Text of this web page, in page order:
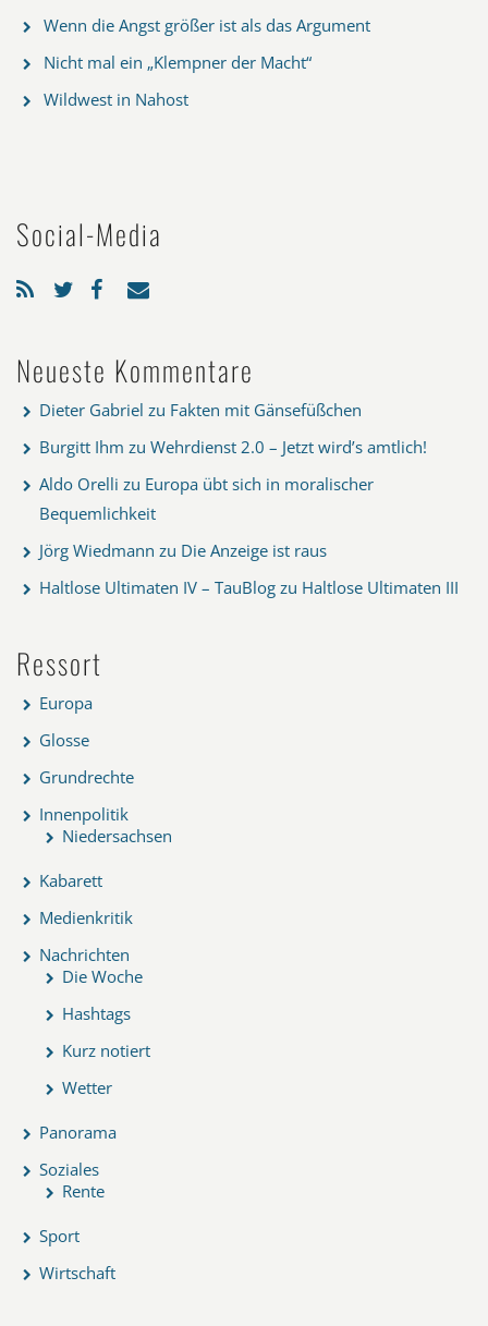
Wenn die Angst größer ist als das Argument
Nicht mal ein „Klempner der Macht“
Wildwest in Nahost
Social-Media
Neueste Kommentare
Dieter Gabriel zu Fakten mit Gänsefüßchen
Burgitt Ihm zu Wehrdienst 2.0 – Jetzt wird’s amtlich!
Aldo Orelli zu Europa übt sich in moralischer
Bequemlichkeit
Jörg Wiedmann zu Die Anzeige ist raus
Haltlose Ultimaten IV – TauBlog zu Haltlose Ultimaten III
Ressort
Europa
Glosse
Grundrechte
Innenpolitik
Niedersachsen
Kabarett
Medienkritik
Nachrichten
Die Woche
Hashtags
Kurz notiert
Wetter
Panorama
Soziales
Rente
Sport
Wirtschaft